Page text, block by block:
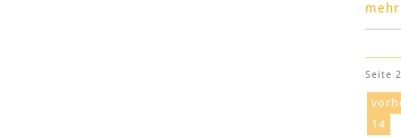
mehr
Seite
14